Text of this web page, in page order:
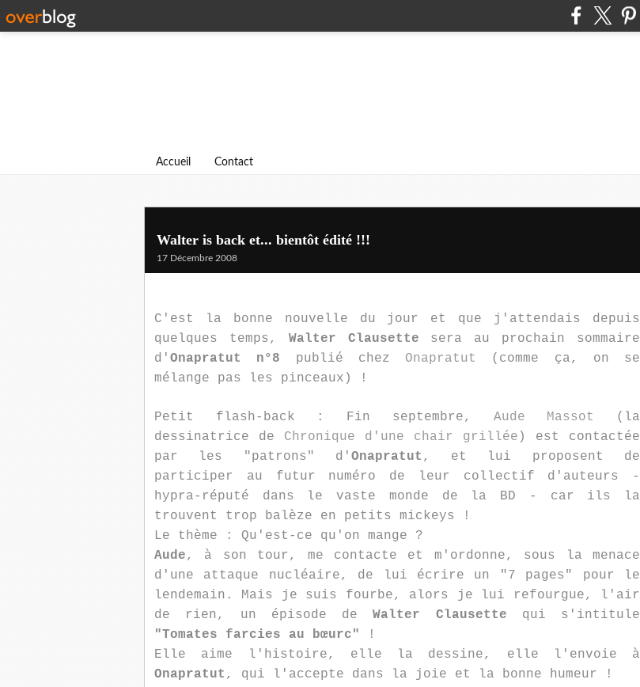
Accueil Contact
Walter is back et... bientôt édité !!!
17 Décembre 2008
C'est la bonne nouvelle du jour et que j'attendais depuis
quelques temps, Walter Clausette sera au prochain sommaire
d' Onapratut n°8 publié chez Onapratut
(comme ça, on se
mélange pas les pinceaux) !
Petit flash-back : Fin septembre, Aude Massot
(la
dessinatrice de Chronique d'une chair grillée ) est contactée
par les "patrons" d' Onapratut , et lui proposent de
participer au futur numéro de leur collectif d'auteurs -
hypra-réputé dans le vaste monde de la BD - car ils la
trouvent trop balèze en petits mickeys !
Le thème : Qu'est-ce qu'on mange ?
Aude, à son tour, me contacte et m'ordonne, sous la menace
d'une attaque nucléaire, de lui écrire un "7 pages" pour le
lendemain. Mais je suis fourbe, alors je lui refourgue, l'air
de rien, un épisode deWalter Clausette qui s'intitule
"Tomates farcies au bœurc"
!
Elle aime l'histoire, elle la dessine, elle l'envoie à
Onapratut , qui l'accepte dans la joie et la bonne humeur !